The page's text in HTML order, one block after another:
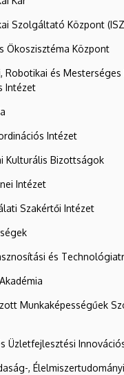
Szolgáltató Központ
Ökoszisztéma Központ
Robotikai és
Intézet
Intézet
Kulturális Bizottságok
Intézet
Szakértői Intézet
és
Munkaképességűek
Üzletfejlesztési
,